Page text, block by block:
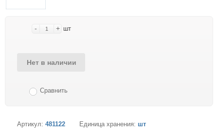
- + шт
Нет в наличии
Сравнить
Артикул: 481122 Единица хранения: шт